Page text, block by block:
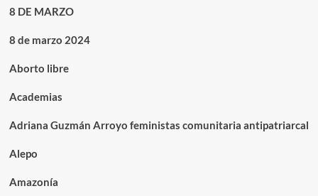
8 DE MARZO
8 de marzo 2024
Aborto libre
Academias
Adriana Guzmán Arroyo feministas comunitaria antipatriarcal
Alepo
Amazonía